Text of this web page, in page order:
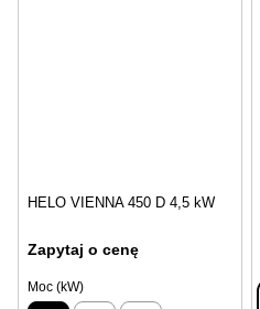
HELO VIENNA 450 D 4,5 kW
Zapytaj o cenę
Moc (kW)